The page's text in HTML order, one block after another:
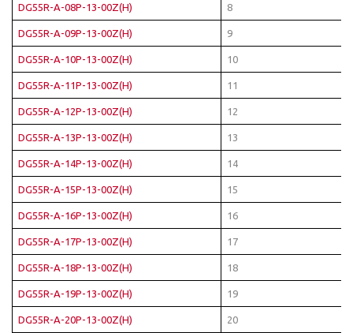
DG55R-A-08P-13-00Z(H) 8
DG55R-A-09P-13-00Z(H) 9
DG55R-A-10P-13-00Z(H) 10
DG55R-A-11P-13-00Z(H) 11
DG55R-A-12P-13-00Z(H) 12
DG55R-A-13P-13-00Z(H) 13
DG55R-A-14P-13-00Z(H) 14
DG55R-A-15P-13-00Z(H) 15
DG55R-A-16P-13-00Z(H) 16
DG55R-A-17P-13-00Z(H) 17
DG55R-A-18P-13-00Z(H) 18
DG55R-A-19P-13-00Z(H) 19
DG55R-A-20P-13-00Z(H) 20